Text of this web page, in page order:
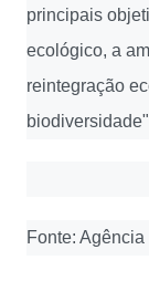
principais
ecológico, a
reintegração
Fonte: Agência